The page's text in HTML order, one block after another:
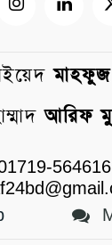
আরিফ
564616